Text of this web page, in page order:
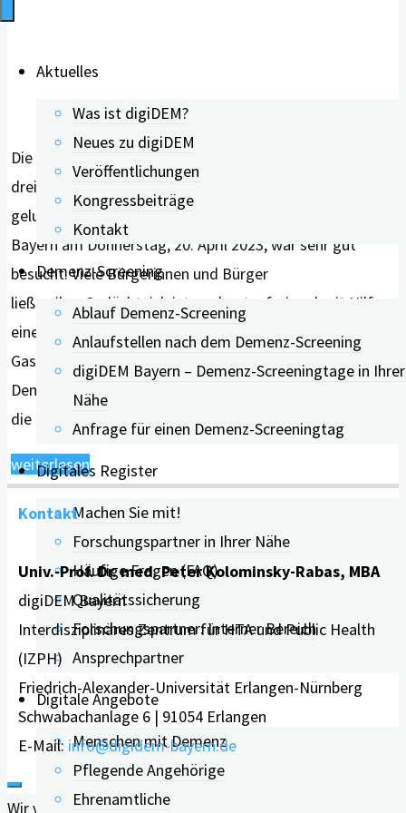
Aktuelles
Was ist digiDEM?
Neues zu digiDEM
Veröffentlichungen
Kongressbeiträge
Kontakt
Demenz-Screening
Ablauf Demenz-Screening
Anlaufstellen nach dem Demenz-Screening
digiDEM Bayern – Demenz-Screeningtage in Ihrer
Nähe
Anfrage für einen Demenz-Screeningtag
Digitales Register
Machen Sie mit!
Forschungspartner in Ihrer Nähe
Häufige Fragen (FAQ)
Qualitätssicherung
Forschungspartner: Interner Bereich
Ansprechpartner
Digitale Angebote
Menschen mit Demenz
Pflegende Angehörige
Ehrenamtliche
Die Premiere im oberfränkischen Heiligenstadt und den
drei Ortsteilen Siegritz, Teuchatz und Hohenpölz ist
gelungen: Der Demenz-Screeningtag von digiDEM
Bayern am Donnerstag, 20. April 2023, war sehr gut
besucht. Viele Bürgerinnen und Bürger
ließen ihre Gedächtnisleistung kostenfrei und mit Hilfe
eines wissenschaftlichen Kurztests überprüfen.
Gastgeber waren digiDEM Bayern, das Digitale
Demenzregister Bayern in Erlangen, und
die Marktgemeinde Heiligenstadt. „Ich bin …
weiterlesen"Demenz-
Screeningtag
in
Heiligenstadt:
„Es
ist
hilfreich,
Klarheit
und
Gewissheit
zu
erhalten“"
Kontakt
Univ.-Prof. Dr. med. Peter Kolominsky-Rabas, MBA
digiDEM Bayern
Interdisziplinäres Zentrum für HTA und Public Health
(IZPH)
Friedrich-Alexander-Universität Erlangen-Nürnberg
Schwabachanlage 6 | 91054 Erlangen
E-Mail: info@digidem-bayern.de
Wir verwenden Cookies auf unserer Website, um Ihnen die